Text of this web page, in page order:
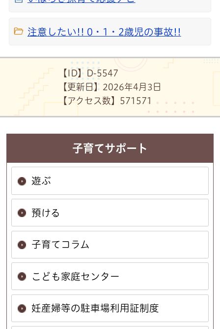
注意したい!! 0・1・2歳児の事故!!
【ID】 D-5547
【更新日】 2026年4月3日
【アクセス数】
571 571
子育てサポート
遊ぶ
預ける
子育てコラム
こども家庭センター
妊産婦等の駐車場利用証制度